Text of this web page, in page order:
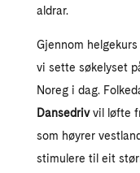
aldrar.
Gjennom
vi sette søkelyset
Noreg i dag.
Dansedrivvil løfte
som høyrer
stimulere til eit